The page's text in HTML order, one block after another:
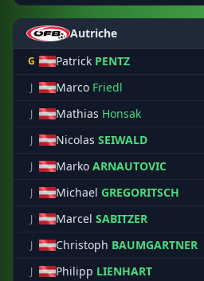
Autriche
G Patrick PENTZ
J
Marco Friedl
J Mathias Honsak
J Nicolas SEIWALD
J Marko ARNAUTOVIC
J
Michael GREGORITSCH
J
Marcel SABITZER
J
Christoph BAUMGARTNER
J
Philipp LIENHART